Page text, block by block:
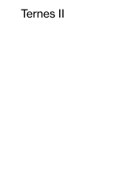
Ternes II